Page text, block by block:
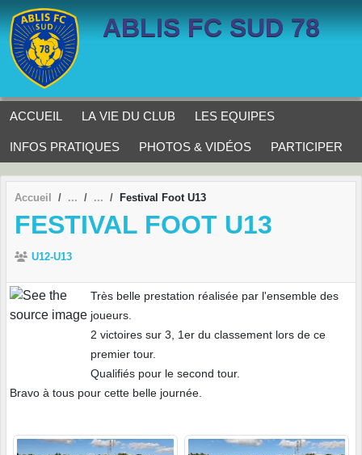
ABLIS FC SUD 78
ACCUEIL LA VIE DU CLUB LES EQUIPES
INFOS PRATIQUES PHOTOS & VIDÉOS PARTICIPER
Accueil Festival Foot U13
FESTIVAL FOOT U13
U12-U13
Très belle prestation réalisée par l'ensemble des
joueurs.
2 victoires sur 3, 1er du classement lors de ce
premier tour.
Qualifiés pour le second tour.
Bravo à tous pour cette belle journée.
Panneau de gestion des cookies